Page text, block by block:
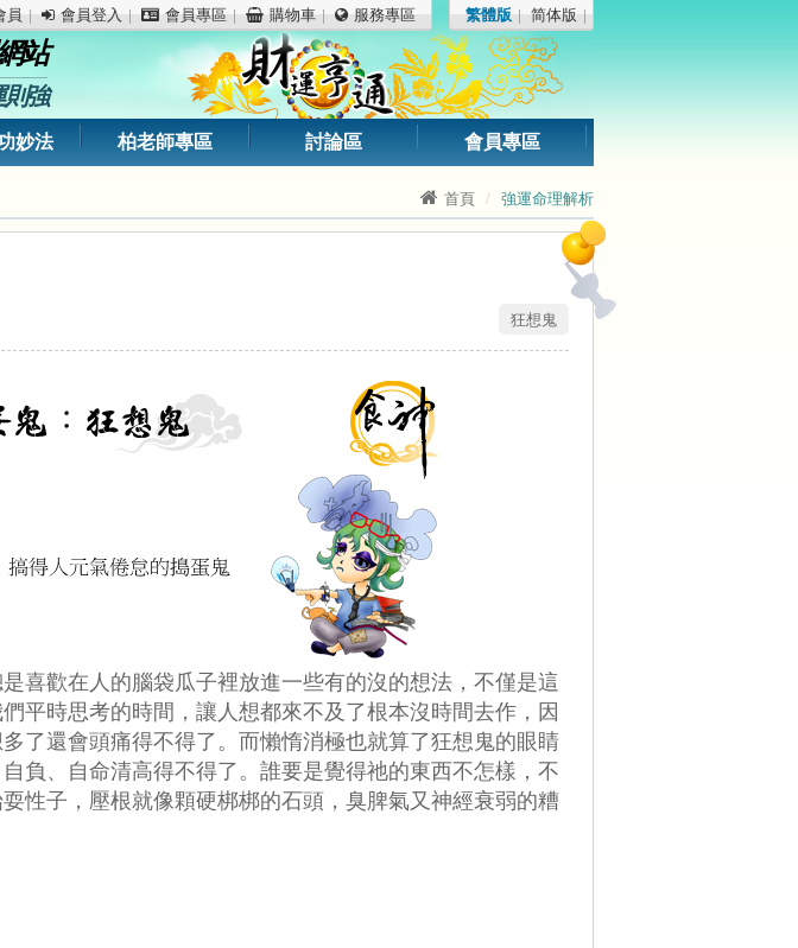
站
則強
員 會員登入 會員專區 購物車 服務專區 繁體版 简体版
妙法 柏老師專區 討論區 會員專區
首頁 強運命理解析
狂想鬼
喜歡在人的腦袋瓜子裡放進一些有的沒的想法，不僅是這
平時思考的時間，讓人想都來不及了根本沒時間去作，因
了還會頭痛得不得了。而懶惰消極也就算了狂想鬼的眼睛
負、自命清高得不得了。誰要是覺得祂的東西不怎樣，不
性子，壓根就像顆硬梆梆的石頭，臭脾氣又神經衰弱的糟